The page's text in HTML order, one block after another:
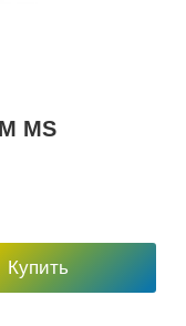
MS
Купить